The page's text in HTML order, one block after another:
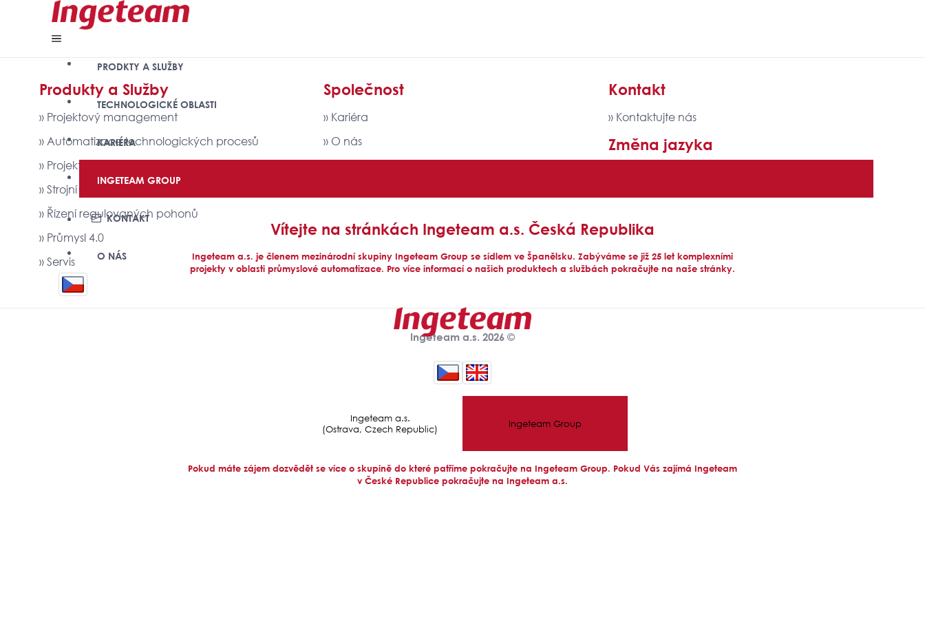
PRODKTY A SLUŽBY
TECHNOLOGICKÉ OBLASTI
KARIÉRA
INGETEAM GROUP
KONTAKT
O NÁS
Produkty a Služby
» Projektový management
» Automatizace technologických procesů
» Projektování elektrických zařízení
» Strojní inženýrství
» Řízení regulovaných pohonů
» Průmysl 4.0
» Servis
Společnost
» Kariéra
» O nás
Kontakt
» Kontaktujte nás
Změna jazyka
Ingeteam a.s. 2026 ©
Vítejte na stránkách Ingeteam a.s. Česká Republika
Ingeteam a.s. je členem mezinárodní skupiny Ingeteam Group se sídlem ve Španělsku. Zabýváme se již 25 let komplexními
projekty v oblasti průmyslové automatizace. Pro více informací o našich produktech a službách pokračujte na naše stránky.
Ingeteam a.s.
(Ostrava, Czech Republic)
Ingeteam Group
Pokud máte zájem dozvědět se více o skupině do které patříme pokračujte na Ingeteam Group. Pokud Vás zajímá Ingeteam
v České Republice pokračujte na Ingeteam a.s.